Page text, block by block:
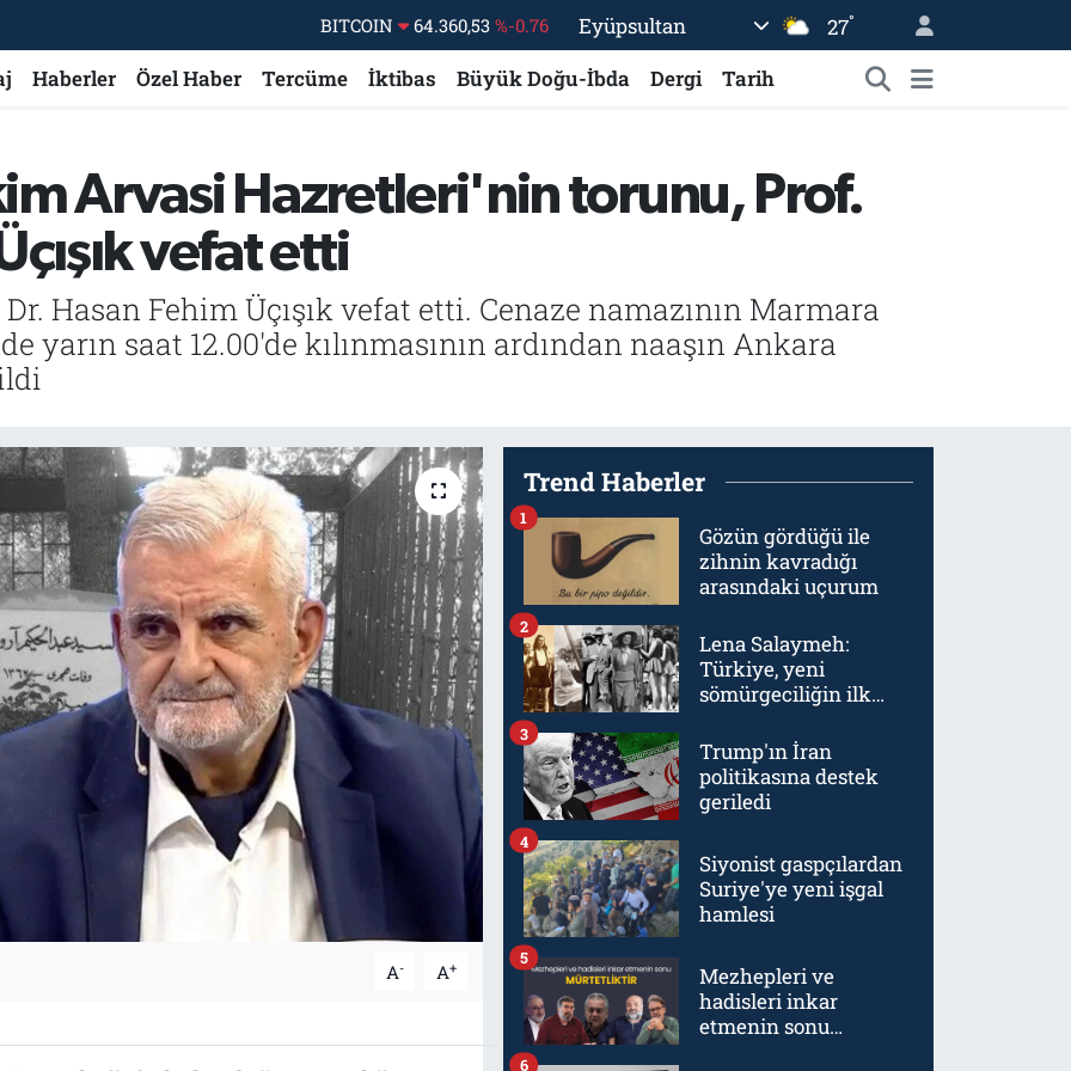
DOLAR 47,7069 %0.17
EURO
55,0265 %0.01
BİST100
13.887 %64
BITCOIN
Eyüpsultan 27°
Haberler Özel Haber Tercüme İktibas Büyük Doğu-İbda Dergi Tarih
Arvasi Hazretleri'nin torunu, Prof.
vefat etti
Hasan Fehim Üçışık vefat etti. Cenaze namazının Marmara
saat 12.00'de kılınmasının ardından naaşın Ankara
A- A+
Trend Haberler
Gözün gördüğü ile
zihnin kavradığı
arasındaki uçurum
1
Lena Salaymeh:
Türkiye, yeni
sömürgeciliğin ilk
2
Trump'ın İran
politikasına destek
geriledi
3
Siyonist gaspçılardan
Suriye'ye yeni işgal
hamlesi
4
Mezhepleri ve
hadisleri inkar
etmenin sonu
5
6